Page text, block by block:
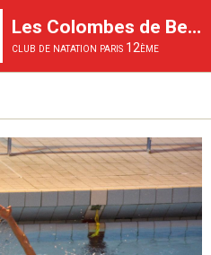
Les Colombes de Bercy
club de natation paris 12ème